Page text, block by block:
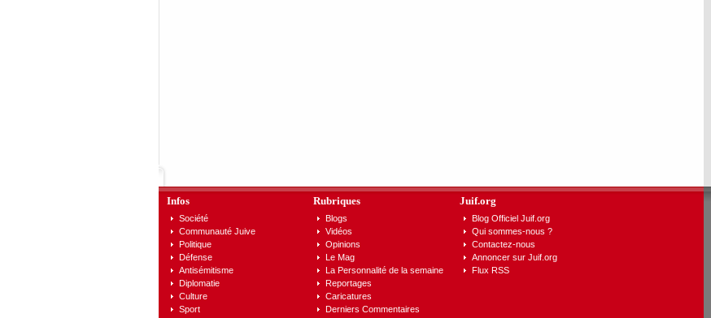
Infos
Société
Communauté Juive
Politique
Défense
Antisémitisme
Diplomatie
Culture
Sport
Rubriques
Blogs
Vidéos
Opinions
Le Mag
La Personnalité de la semaine
Reportages
Caricatures
Derniers Commentaires
Juif.org
Blog Officiel Juif.org
Qui sommes-nous ?
Contactez-nous
Annoncer sur Juif.org
Flux RSS